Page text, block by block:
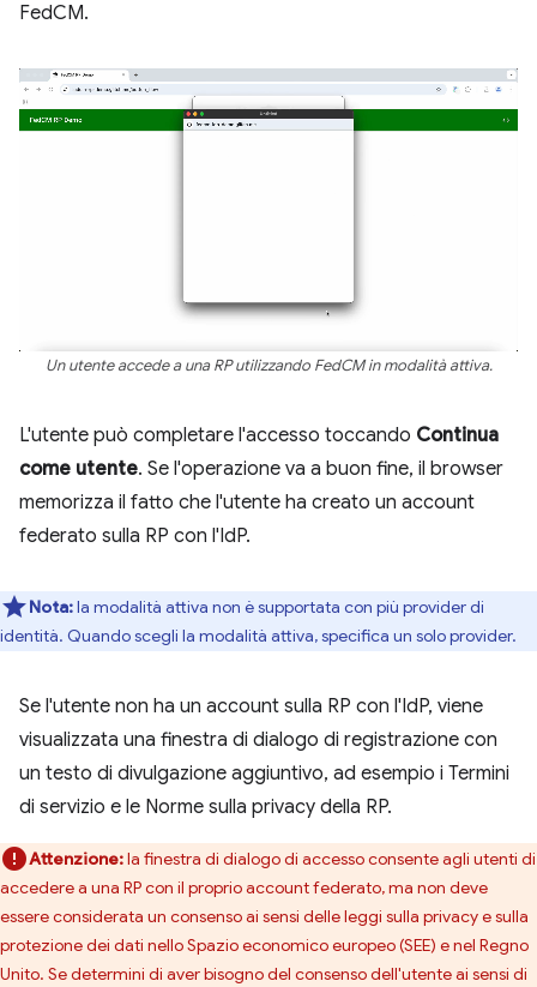
FedCM.
Un utente accede a una RP utilizzando FedCM in modalità attiva.
L'utente può completare l'accesso toccando Continua
come utente. Se l'operazione va a buon fine, il browser
memorizza il fatto che l'utente ha creato un account
federato sulla RP con l'IdP.
Nota:la modalità attiva non è supportata con più provider di
identità. Quando scegli la modalità attiva, specifica un solo provider.
Se l'utente non ha un account sulla RP con l'IdP, viene
visualizzata una finestra di dialogo di registrazione con
un testo di divulgazione aggiuntivo, ad esempio i Termini
di servizio e le Norme sulla privacy della RP.
Attenzione:la finestra di dialogo di accesso consente agli utenti di
accedere a una RP con il proprio account federato, ma non deve
essere considerata un consenso ai sensi delle leggi sulla privacy e sulla
protezione dei dati nello Spazio economico europeo (SEE) e nel Regno
Unito. Se determini di aver bisogno del consenso dell'utente ai sensi di